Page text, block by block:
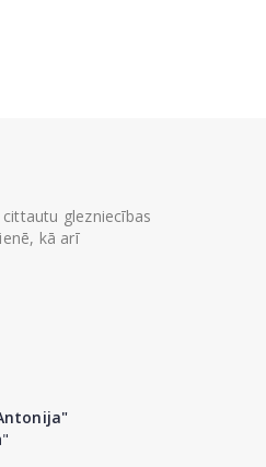
glezniecības
kā arī